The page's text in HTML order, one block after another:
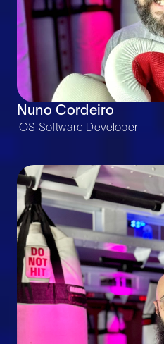
Nuno Cordeiro
iOS Software Developer